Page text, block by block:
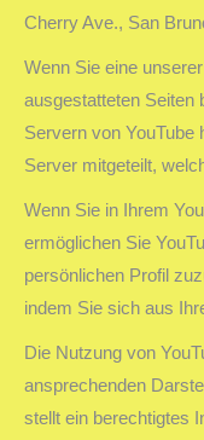
Cherry Ave., San
Wenn Sie eine
ausgestatteten Seiten
Servern von YouTube
Server mitgeteilt,
Wenn Sie in Ihrem
ermöglichen Sie
persönlichen Profil
indem Sie sich aus
Die Nutzung von
ansprechenden
stellt ein berechtigtes